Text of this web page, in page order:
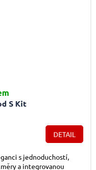
S Kit
5 hvězdiček.
DETAIL
s jednoduchostí,
a integrovanou